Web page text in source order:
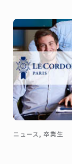
ニュース, 卒業生